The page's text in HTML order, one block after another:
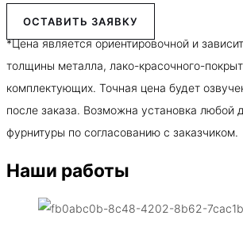
ОСТАВИТЬ ЗАЯВКУ
*Цена является ориентировочной и
толщины металла, лако-красочного-
комплектующих. Точная цена будет
после заказа. Возможна установка любой
фурнитуры по согласованию с заказчиком.
Наши работы